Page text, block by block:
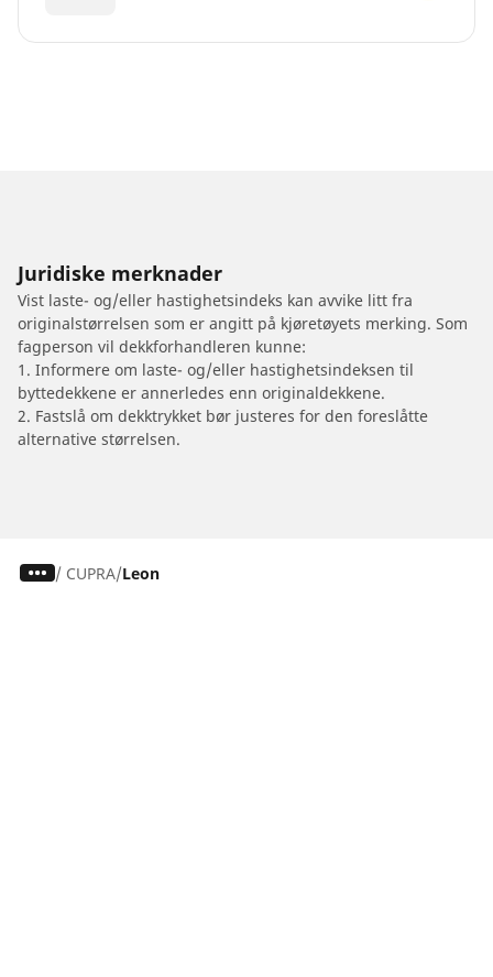
Juridiske merknader
Vist laste- og/eller hastighetsindeks kan avvike litt fra
originalstørrelsen som er angitt på kjøretøyets merking. Som
fagperson vil dekkforhandleren kunne:
1. Informere om laste- og/eller hastighetsindeksen til
byttedekkene er annerledes enn originaldekkene.
2. Fastslå om dekktrykket bør justeres for den foreslåtte
alternative størrelsen.
/ CUPRA Leon